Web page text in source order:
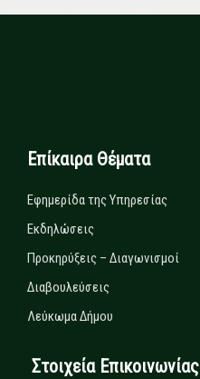
Επίκαιρα Θέματα
Εφημερίδα της Υπηρεσίας
Εκδηλώσεις
Προκηρύξεις – Διαγωνισμοί
Διαβουλεύσεις
Λεύκωμα Δήμου
Στοιχεία Επικοινωνίας